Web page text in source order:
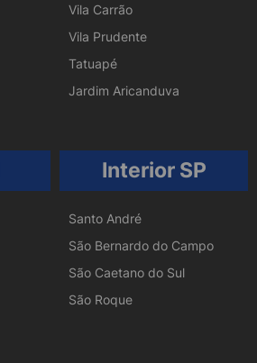
Vila Carrão
Vila Prudente
Tatuapé
Jardim Aricanduva
Interior SP
Santo André
São Bernardo do Campo
São Caetano do Sul
São Roque